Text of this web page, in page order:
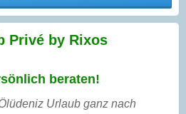
Privé by Rixos
beraten!
Urlaub ganz nach